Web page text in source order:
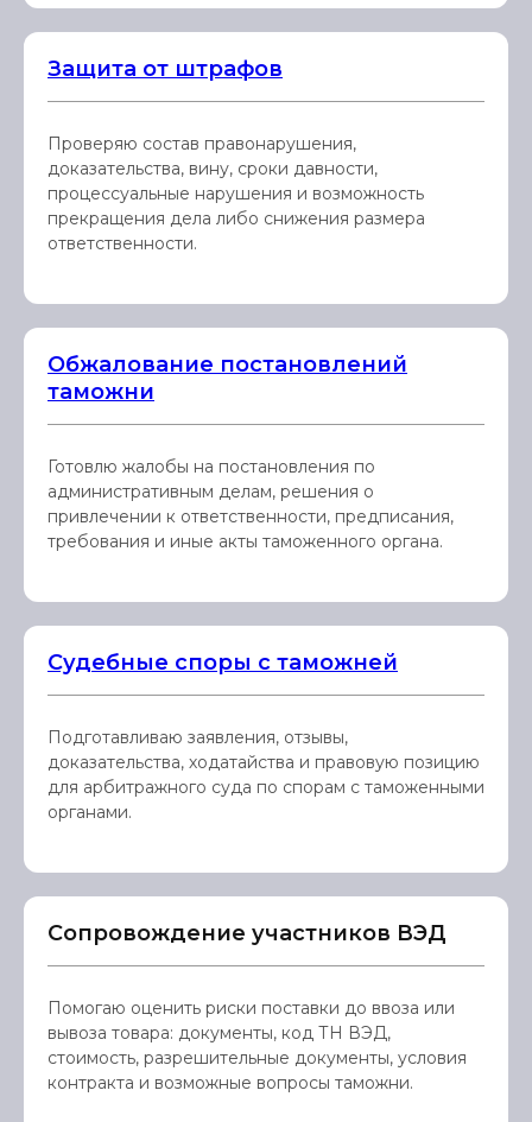
Защита от штрафов
Проверяю состав правонарушения,
доказательства, вину, сроки давности,
процессуальные нарушения и возможность
прекращения дела либо снижения размера
ответственности.
Обжалование постановлений
таможни
Готовлю жалобы на постановления по
административным делам, решения о
привлечении к ответственности, предписания,
требования и иные акты таможенного органа.
Судебные споры с таможней
Подготавливаю заявления, отзывы,
доказательства, ходатайства и правовую позицию
для арбитражного суда по спорам с таможенными
органами.
Сопровождение участников ВЭД
Помогаю оценить риски поставки до ввоза или
вывоза товара: документы, код ТН ВЭД,
стоимость, разрешительные документы, условия
контракта и возможные вопросы таможни.